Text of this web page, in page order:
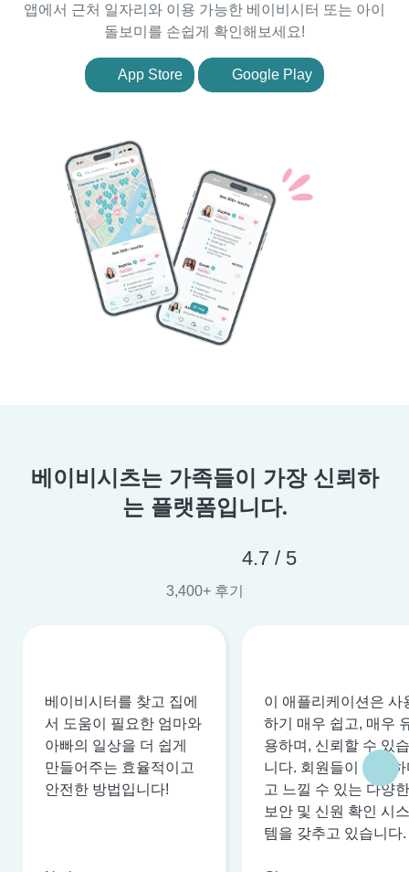
앱에서 근처 일자리와 이용 가능한 베이비시터 또는 아이
돌보미를 손쉽게 확인해보세요!
App Store Google Play
베이비시츠는 가족들이 가장 신뢰하
는 플랫폼입니다.
4.7 / 5
3,400+ 후기
베이비시터를 찾고 집에
서 도움이 필요한 엄마와
아빠의 일상을 더 쉽게
만들어주는 효율적이고
안전한 방법입니다!
이 애플리케이션은 사
하기 매우 쉽고, 매우
용하며, 신뢰할 수 있습
니다. 회원들이 안전
고 느낄 수 있는 다양한
보안 및 신원 확인 시스
템을 갖추고 있습니다.